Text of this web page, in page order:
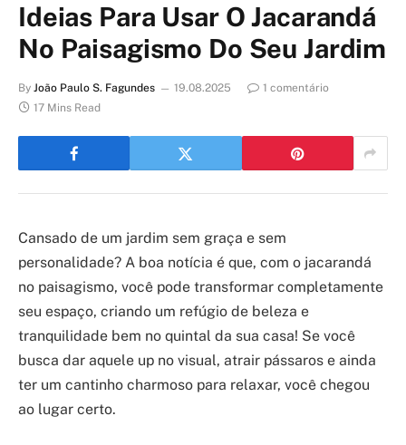
Ideias Para Usar O Jacarandá
No Paisagismo Do Seu Jardim
By João Paulo S. Fagundes 19.08.2025
1 comentário
17 Mins Read
Cansado de um jardim sem graça e sem
personalidade? A boa notícia é que, com o jacarandá
no paisagismo, você pode transformar completamente
seu espaço, criando um refúgio de beleza e
tranquilidade bem no quintal da sua casa! Se você
busca dar aquele up no visual, atrair pássaros e ainda
ter um cantinho charmoso para relaxar, você chegou
ao lugar certo.